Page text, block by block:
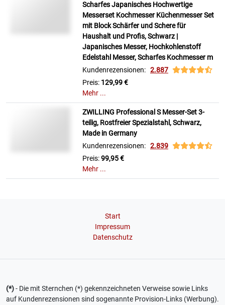
Scharfes Japanisches Hochwertige
Messerset Kochmesser Küchenmesser Set
mit Block Schärfer und Schere für
Haushalt und Profis, Schwarz |
Japanisches Messer, Hochkohlenstoff
Edelstahl Messer, Scharfes Kochmesser m
Kundenrezensionen: 2.887
Preis: 129,99 €
Mehr ...
ZWILLING Professional S Messer-Set 3-
teilig, Rostfreier Spezialstahl, Schwarz,
Made in Germany
Kundenrezensionen: 2.839
Preis:99,95 €
Mehr ...
Start
Impressum
Datenschutz
(*)- Die mit Sternchen (*) gekennzeichneten Verweise sowie Links
auf Kundenrezensionen sind sogenannte Provision-Links (Werbung).